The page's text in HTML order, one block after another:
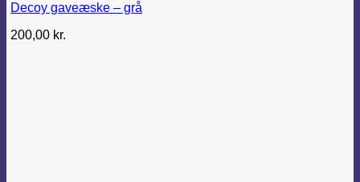
Decoy gaveæske – grå
200,00 kr.